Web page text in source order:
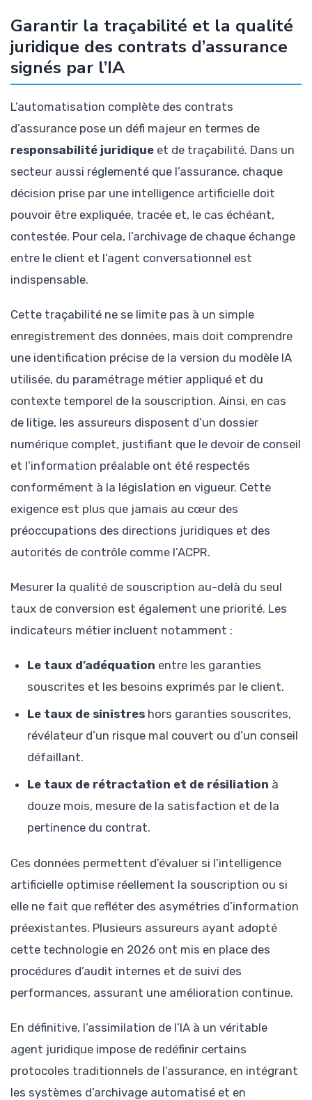
Garantir la traçabilité et la qualité
juridique des contrats d’assurance
signés par l’IA
L’automatisation complète des contrats
d’assurance pose un défi majeur en termes de
responsabilité juridique et de traçabilité. Dans un
secteur aussi réglementé que l’assurance, chaque
décision prise par une intelligence artificielle doit
pouvoir être expliquée, tracée et, le cas échéant,
contestée. Pour cela, l’archivage de chaque échange
entre le client et l’agent conversationnel est
indispensable.
Cette traçabilité ne se limite pas à un simple
enregistrement des données, mais doit comprendre
une identification précise de la version du modèle IA
utilisée, du paramétrage métier appliqué et du
contexte temporel de la souscription. Ainsi, en cas
de litige, les assureurs disposent d’un dossier
numérique complet, justifiant que le devoir de conseil
et l’information préalable ont été respectés
conformément à la législation en vigueur. Cette
exigence est plus que jamais au cœur des
préoccupations des directions juridiques et des
autorités de contrôle comme l’ACPR.
Mesurer la qualité de souscription au-delà du seul
taux de conversion est également une priorité. Les
indicateurs métier incluent notamment :
Le taux d’adéquation entre les garanties
souscrites et les besoins exprimés par le client.
Le taux de sinistres hors garanties souscrites,
révélateur d’un risque mal couvert ou d’un conseil
défaillant.
Le taux de rétractation et de résiliation à
douze mois, mesure de la satisfaction et de la
pertinence du contrat.
Ces données permettent d’évaluer si l’intelligence
artificielle optimise réellement la souscription ou si
elle ne fait que refléter des asymétries d’information
préexistantes. Plusieurs assureurs ayant adopté
cette technologie en 2026 ont mis en place des
procédures d’audit internes et de suivi des
performances, assurant une amélioration continue.
En définitive, l’assimilation de l’IA à un véritable
agent juridique impose de redéfinir certains
protocoles traditionnels de l’assurance, en intégrant
les systèmes d’archivage automatisé et en